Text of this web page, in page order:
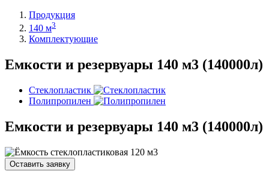
Продукция
140 м3
Комплектующие
Емкости и резервуары 140 м3 (140000л)
Стеклопластик
Полипропилен
Емкости и резервуары 140 м3 (140000л)
Оставить заявку